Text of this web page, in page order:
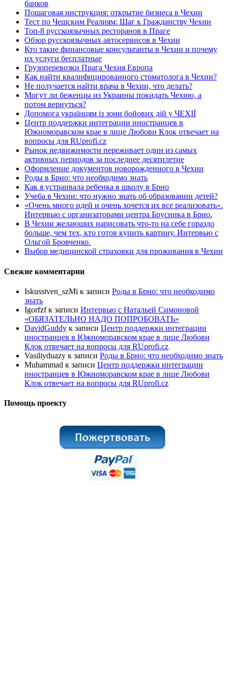
банков
Пошаговая инструкция: открытие бизнеса в Чехии
Тест по Чешским Реалиям: Шаг к Гражданству Чехии
Топ-8 русскоязычных ресторанов в Праге
Обзор русскоязычных автосервисов в Чехии
Кто такие финансовые консультанты в Чехии и почему
их услуги бесплатные
Грузоперевозки Прага Чехия Европа
Как найти квалифицированного стоматолога в Чехии?
Не получается найти врача в Чехии, что делать?
Могут ли беженцы из Украины покидать Чехию, а
потом вернуться?
Допомога українцям із зони бойових дій у ЧЕХІЇ
Центр поддержки интеграции иностранцев в
Южноморавском крае в лице Любови Клок отвечает на
вопросы для RUprofi.cz
Рынок недвижимости переживает один из самых
активных периодов за последнее десятилетие
Оформление документов новорожденного в Чехии
Роды в Брно: что необходимо знать
Как я устраивала ребенка в школу в Брно
Учеба в Чехии: что нужно знать об образовании детей?
«Очень много идей и очень хочется их все реализовать».
Интервью с организаторами центра Брусника в Брно.
В Чехии желающих нарисовать что-то на себе гораздо
больше, чем тех, кто готов купить картину. Интервью с
Ольгой Бровченко.
Выбор медицинской страховки для проживания в Чехии
Свежие комментарии
Iskusstven_szMi к записи Роды в Брно: что необходимо
знать
Igorfzfк записи Интервью с Натальей Симоновой
«ОБЯЗАТЕЛЬНО НАДО ПОПРОБОBАТЬ»
DavidGuddy к записи Центр поддержки интеграции
иностранцев в Южноморавском крае в лице Любови
Клок отвечает на вопросы для RUprofi.cz
Vasiliyduazy к записи Роды в Брно: что необходимо знать
Muhammad к записи Центр поддержки интеграции
иностранцев в Южноморавском крае в лице Любови
Клок отвечает на вопросы для RUprofi.cz
Помощь проекту